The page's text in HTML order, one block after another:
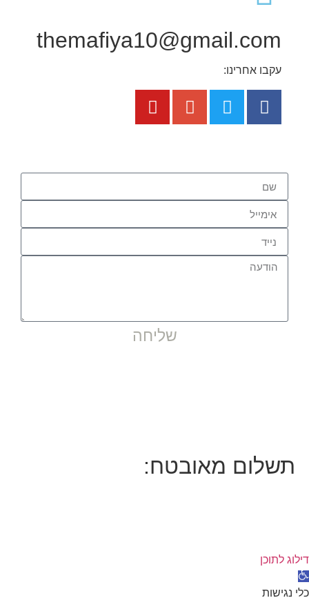
themafiya10@gmail.com
עקבו אחרינו:
שליחה
תשלום מאובטח:
דילוג לתוכן
פתח
סרגל
כלי נגישות